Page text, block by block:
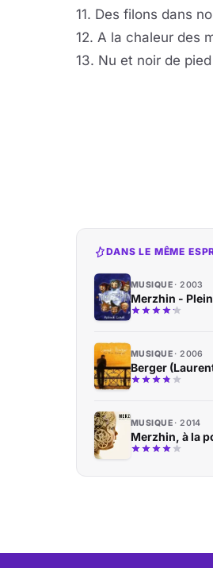
11. Des filons dans
12. A la chaleur des
13. Nu et noir de pied
DANS LE MÊME
MUSIQUE 2003
Merzhin -
MUSIQUE 2006
Berger
MUSIQUE 2014
Merzhin, à la